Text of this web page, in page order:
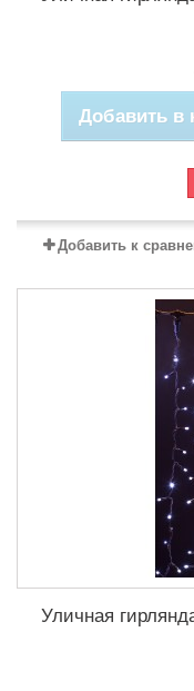
Добавить в
Добавить к
Уличная